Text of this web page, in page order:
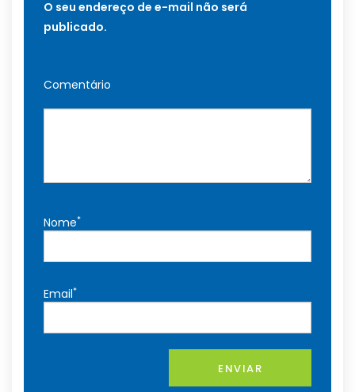
O seu endereço de e-mail não será
publicado.
Comentário
Nome*
Email*
ENVIAR